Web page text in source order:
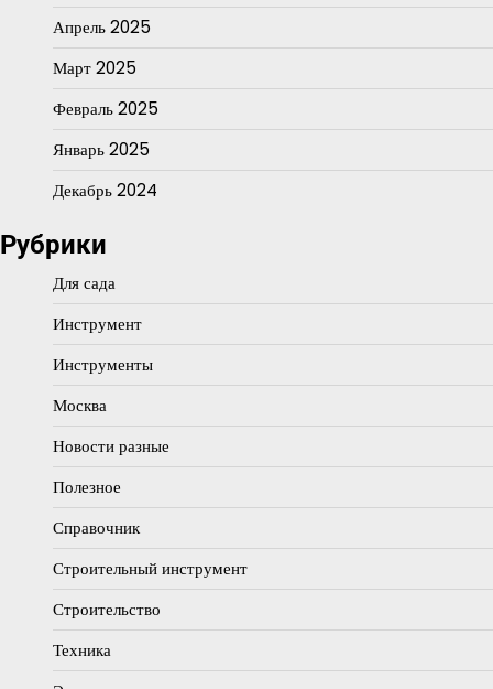
Апрель 2025
Март 2025
Февраль 2025
Январь 2025
Декабрь 2024
Рубрики
Для сада
Инструмент
Инструменты
Москва
Новости разные
Полезное
Справочник
Строительный инструмент
Строительство
Техника